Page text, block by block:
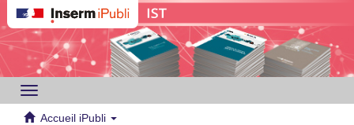
Toggle
navigation
Accueil iPubli